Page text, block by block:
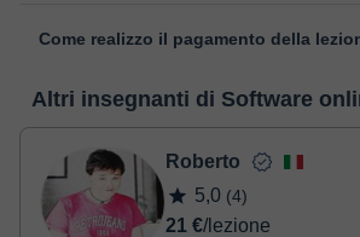
per un apprendimento dinamico con diverse
reale. Nel seguente link puoi vedere una
conoscerla: Vedere l'aula virtuale
Come realizzo il pagamento della
realizzare il pagamento tramite carta di
- Carta di credito/debito.
- Paypal.
Una volta che hai realizzato il pagamento,
conferma della prenotazione.
Altri insegnanti di Software
Roberto
5,0 (4)
21 €/lezione